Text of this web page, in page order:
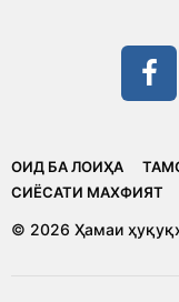
ОИД БА ЛОИҲА
CИЁСАТИ МАХФИЯТ
© 2026 Ҳамаи